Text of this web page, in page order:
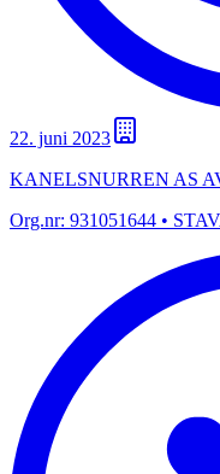
22. juni 2023
KANELSNURREN AS
Org.nr: 931051644 •